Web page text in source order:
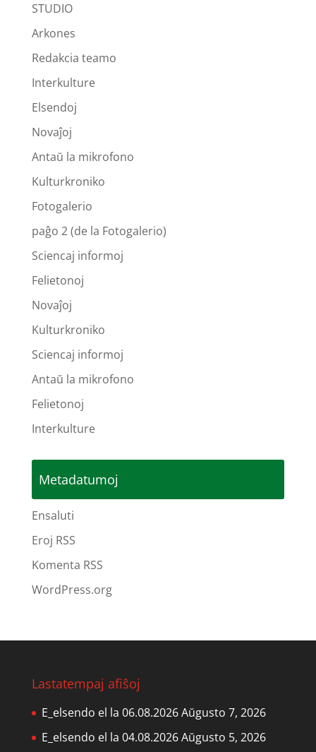
STUDIO
Arkones
Redakcia teamo
Interkulture
Elsendoj
Novaĵoj
Antaŭ la mikrofono
Kulturkroniko
Fotogalerio
paĝo 2 (de la Fotogalerio)
Sciencaj informoj
Felietonoj
Novaĵoj
Kulturkroniko
Sciencaj informoj
Antaŭ la mikrofono
Felietonoj
Interkulture
Metadatumoj
Ensaluti
Eroj RSS
Komenta RSS
WordPress.org
Lastatempaj afiŝoj
E_elsendo el la 06.08.2026Aŭgusto 7, 2026
E_elsendo el la 04.08.2026Aŭgusto 5, 2026